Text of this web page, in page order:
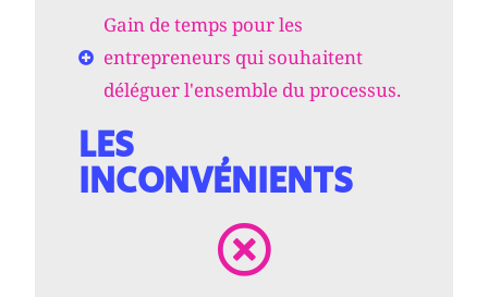
Gain de temps pour les
entrepreneurs qui souhaitent
déléguer l'ensemble du processus.
LES
INCONVÉNIENTS